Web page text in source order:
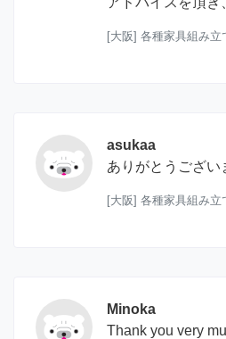
[大阪] 各種家具組み立
asukaa
ありがとうござい
[大阪] 各種家具組み立
Minoka
Thank you very